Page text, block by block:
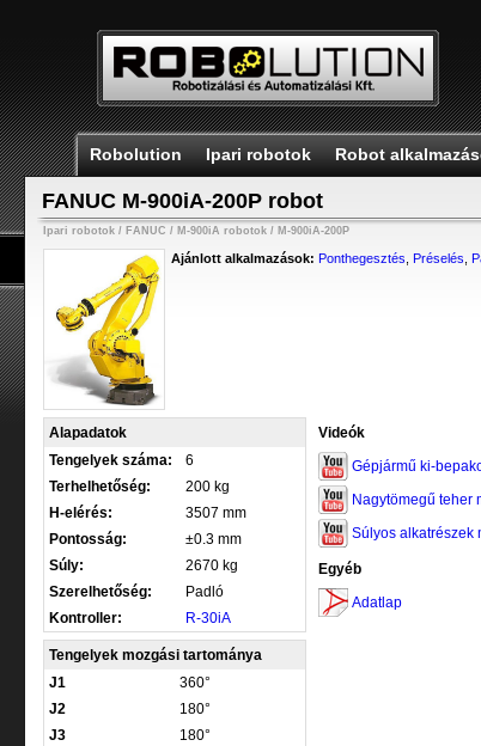
Robolution Ipari robotok Robot
FANUC M-900iA-200P robot
Ipari robotok / FANUC / M-900iA robotok / M-900iA-200P
Ajánlott alkalmazások: Ponthegesztés Préselés
Alapadatok
Tengelyek száma:
6
Terhelhetőség:
200 kg
H-elérés:
3507 mm
Pontosság:
±0.3 mm
Súly:
2670 kg
Szerelhetőség:
Padló
Kontroller:
R-30iA
Tengelyek mozgási tartománya
J1
360°
J2
180°
J3
180°
Videók
Gépjármű ki-
Nagytömegű teher
Súlyos alkatrészek
Egyéb
Adatlap